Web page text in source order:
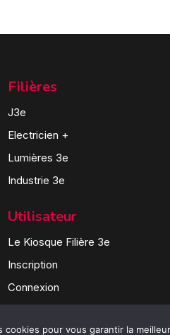
Filières
J3e
Electricien +
Lumières 3e
Industrie 3e
Utilisateur
Le Kiosque Filière 3e
Inscription
Connexion
cookies pour vous garantir la